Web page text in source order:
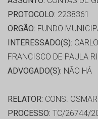
PROTOCOLO: 2238361
ORGÃO: FUNDO
INTERESSADO(S):
FRANCISCO DE PAULA
ADVOGADO(S): NÃO HÁ
RELATOR: CONS.
PROCESSO: TC/26744/